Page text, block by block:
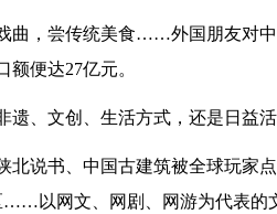
曲，尝传统美食……外国朋友对
便达27亿元。
遗、文创、生活方式，还是日益
北说书、中国古建筑被全球玩家
以网文、网剧、网游为代表的